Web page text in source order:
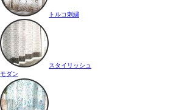
トルコ刺繍
スタイリッシュ
モダン